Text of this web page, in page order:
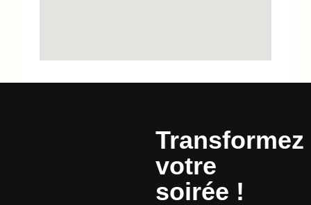
Transformez
votre
soirée !